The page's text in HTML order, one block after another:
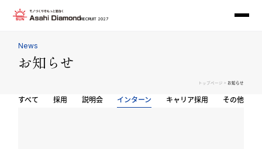
RECRUIT 2027
News
お知らせ
トップページ > お知らせ
すべて 採用 説明会 インターン キャリア採用 その他